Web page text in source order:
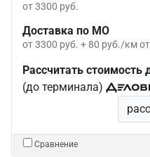
от 3300 руб.
Доставка по МО
от 3300 руб. + 80 руб./км
Рассчитать стоимость
(до терминала)
Сравнение